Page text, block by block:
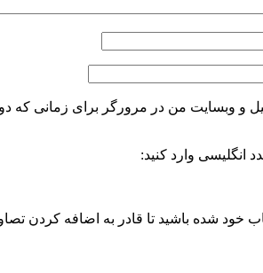
و وبسایت من در مرورگر برای زمانی که
انگلیسی وارد کنید:
خود شده باشید تا قادر به اضافه کردن